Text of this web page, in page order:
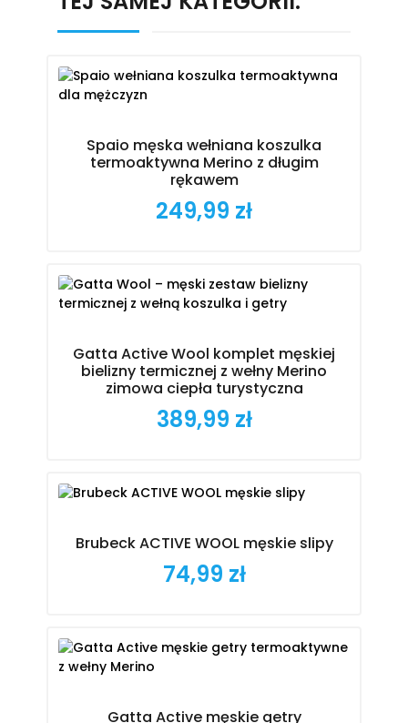
Spaio męska wełniana koszulka
termoaktywna Merino z długim
rękawem
Cena
249,99 zł
Gatta Active Wool komplet męskiej
bielizny termicznej z wełny Merino
zimowa ciepła turystyczna
Cena
389,99 zł
Brubeck ACTIVE WOOL męskie slipy
Cena
74,99 zł
Gatta Active męskie getry